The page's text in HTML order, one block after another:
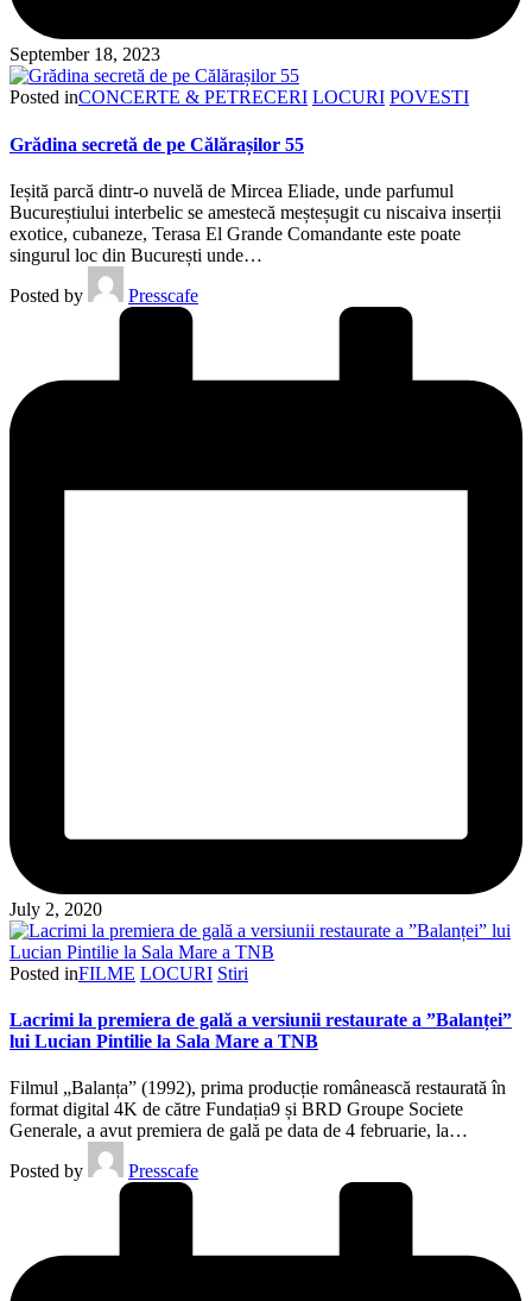
September 18, 2023
Posted inCONCERTE & PETRECERI LOCURI POVESTI
Grădina secretă de pe Călărașilor 55
Ieșită parcă dintr-o nuvelă de Mircea Eliade, unde parfumul
Bucureștiului interbelic se amestecă meșteșugit cu niscaiva inserții
exotice, cubaneze, Terasa El Grande Comandante este poate
singurul loc din București unde…
Posted by
Presscafe
July 2, 2020
Posted inFILME LOCURI Stiri
Lacrimi la premiera de gală a versiunii restaurate a ”Balanței”
lui Lucian Pintilie la Sala Mare a TNB
Filmul „Balanța” (1992), prima producție românească restaurată în
format digital 4K de către Fundația9 și BRD Groupe Societe
Generale, a avut premiera de gală pe data de 4 februarie, la…
Posted by
Presscafe